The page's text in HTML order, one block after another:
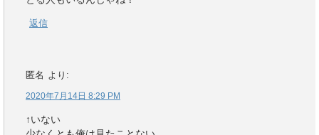
返信
匿名 より:
2020年7月14日 8:29 PM
↑いない